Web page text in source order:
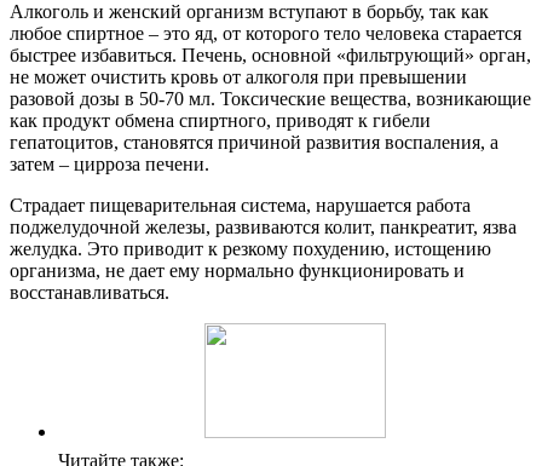
Алкоголь и женский организм вступают в борьбу, так как
любое спиртное – это яд, от которого тело человека старается
быстрее избавиться. Печень, основной «фильтрующий» орган,
не может очистить кровь от алкоголя при превышении
разовой дозы в 50-70 мл. Токсические вещества, возникающие
как продукт обмена спиртного, приводят к гибели
гепатоцитов, становятся причиной развития воспаления, а
затем – цирроза печени.
Страдает пищеварительная система, нарушается работа
поджелудочной железы, развиваются колит, панкреатит, язва
желудка. Это приводит к резкому похудению, истощению
организма, не дает ему нормально функционировать и
восстанавливаться.
Читайте также: